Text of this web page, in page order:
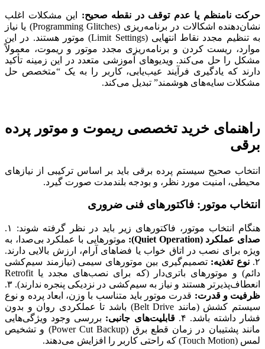
حرکت نامنظم یا عدم توقف در نقطه صحیح: این مشکلات اغلب
نشان‌دهنده اشکالات در برنامه‌ریزی (Programming Glitches) یا نیاز
به تنظیم مجدد نقاط انتهایی (Limit Settings) موتور هستند. در این
موارد، ریست کردن و برنامه‌ریزی مجدد موتور و ریموت، معمولاً
مشکل را حل می‌کند. ویدیوهای آموزشی متعدد در این زمینه تأکید
دارند که یادگیری فرآیند عیب‌یابی، کاربر را به یک “متخصص حل
مشکلات سایه‌های هوشمند” تبدیل می‌کند.
راهنمای خرید تخصصی ریموت و موتور پرده
برقی
انتخاب صحیح سیستم پرده برقی باید بر اساس ترکیبی از نیازهای
محیطی، امنیت مورد نظر، و بودجه بلندمدت صورت گیرد.
انتخاب موتور: فاکتورهای فنی ضروری
هنگام انتخاب موتور، فاکتورهای زیر باید در نظر گرفته شوند: ۱.
صدای عملکرد (Quiet Operation):
موتورهایی با عملکرد بی‌صدا، به
ویژه برای نصب در اتاق خواب یا فضاهای آرام، ارزش بالایی دارند.
۲. نوع تغذیه: تصمیم‌گیری بین موتورهای سیمی (نیازمند سیم‌کشی
دائم) و موتورهای باتری‌دار (که برای نصب‌های مجدد یا Retrofit
انعطاف‌پذیرتر هستند و نیاز به سیم‌کشی در نزدیکی پنجره ندارند). ۳.
ظرفیت و قدرت: قدرت موتور باید متناسب با وزن، ابعاد پرده و نوع
سیستم کشش (مانند Belt Drive) باشد تا عملکردی روان و بدون
فشار داشته باشد. ۴.
قابلیت‌های جانبی: بررسی وجود ویژگی‌هایی
مانند پشتیبان در زمان قطع برق (Power Cut Backup) و تشخیص
لمس (Touch Motion) که راحتی کاربر را افزایش می‌دهند.